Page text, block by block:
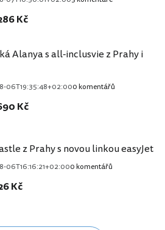
Kč
Alanya s all-inclusvie z Prahy i
06T19:35:48+02:000 komentářů
Kč
z Prahy s novou linkou easyJet
06T16:16:21+02:000 komentářů
Kč